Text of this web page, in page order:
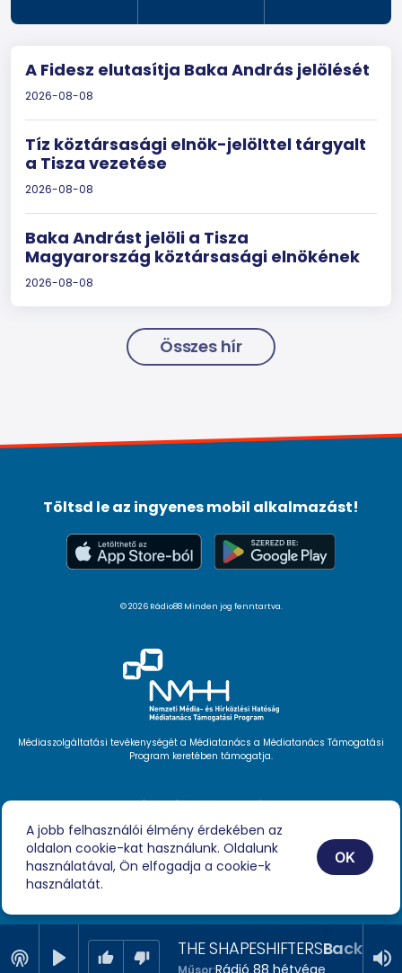
A Fidesz elutasítja Baka András jelölését
2026-08-08
Tíz köztársasági elnök-jelölttel tárgyalt
a Tisza vezetése
2026-08-08
Baka Andrást jelöli a Tisza
Magyarország köztársasági elnökének
2026-08-08
Összes hír
Hírlevél feliratkozás
Videóink
Podcast
Híreink
Impresszum
Töltsd le az ingyenes mobil alkalmazást!
© 2026 Rádio88 Minden jog fenntartva.
Médiaszolgáltatási tevékenységét a Médiatanács a Médiatanács Támogatási
Program keretében támogatja.
THE SHAPESHIFTERSBack To
Műsor:Rádió 88 hétvége
A jobb felhasználói élmény érdekében az
oldalon cookie-kat használunk. Oldalunk
használatával, Ön elfogadja a cookie-k
használatát.
OK